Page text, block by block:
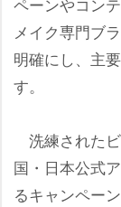
メイク専門ブ
明確にし、主
す。
洗練された
国・日本公式
るキャンペー